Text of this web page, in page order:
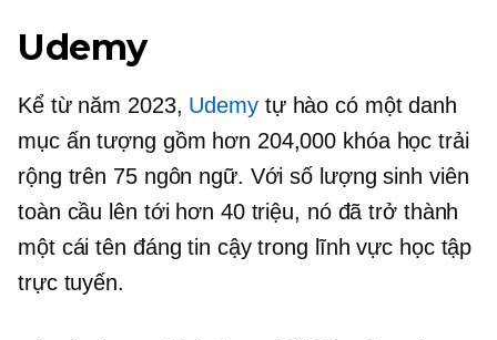
Udemy
Kể từ năm 2023, Udemytự hào có một danh
mục ấn tượng gồm hơn 204,000 khóa học trải
rộng trên 75 ngôn ngữ. Với số lượng sinh viên
toàn cầu lên tới hơn 40 triệu, nó đã trở thành
một cái tên đáng tin cậy trong lĩnh vực học tập
trực tuyến.